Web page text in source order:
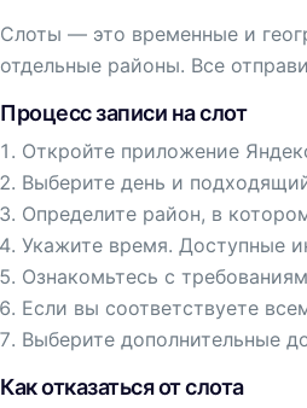
Слоты — это временные и
отдельные районы. Все
Процесс записи на слот
Откройте приложение
Выберите день и
Определите район, в
Укажите время. Доступные
Ознакомьтесь с
Если вы соответствуете
Выберите дополнительные
Как отказаться от слота